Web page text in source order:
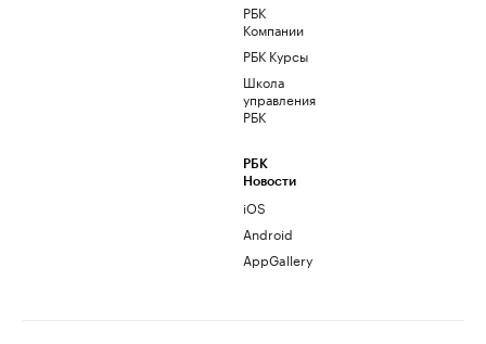
РБК
Компании
РБК Курсы
Школа
управления
РБК
РБК
Новости
iOS
Android
AppGallery